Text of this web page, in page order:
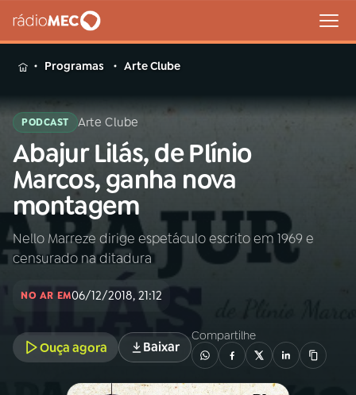
MENU
Buscar
na
Rádio
MEC
Buscar
Início AO VIVO
01INÍCIO
A RÁDIO
Programas Arte Clube
PODCAST Arte Clube
Abajur Lilás, de Plínio
Marcos, ganha nova
montagem
Nello Marreze dirige espetáculo escrito em 1969 e
censurado na ditadura
NO AR EM06/12/2018, 21:12
Ouça agora Baixar
Compartilhe